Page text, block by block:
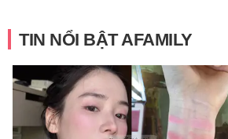
TIN NỔI BẬT AFAMILY